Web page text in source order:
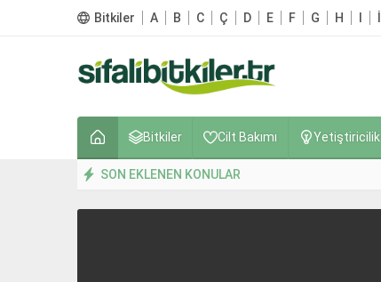
Bitkiler A B C Ç D E F G H
Bitkiler Cilt Bakımı Yetiştiricilik
SON EKLENEN KONULAR